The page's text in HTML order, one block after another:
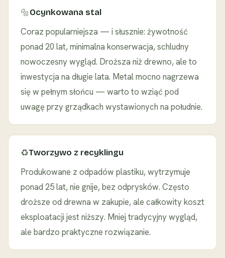
🔩Ocynkowana stal
Coraz popularniejsza — i słusznie: żywotność
ponad 20 lat, minimalna konserwacja, schludny
nowoczesny wygląd. Droższa niż drewno, ale to
inwestycja na długie lata. Metal mocno nagrzewa
się w pełnym słońcu — warto to wziąć pod
uwagę przy grządkach wystawionych na południe.
♻️Tworzywo z recyklingu
Produkowane z odpadów plastiku, wytrzymuje
ponad 25 lat, nie gnije, bez odprysków. Często
droższe od drewna w zakupie, ale całkowity koszt
eksploatacji jest niższy. Mniej tradycyjny wygląd,
ale bardzo praktyczne rozwiązanie.